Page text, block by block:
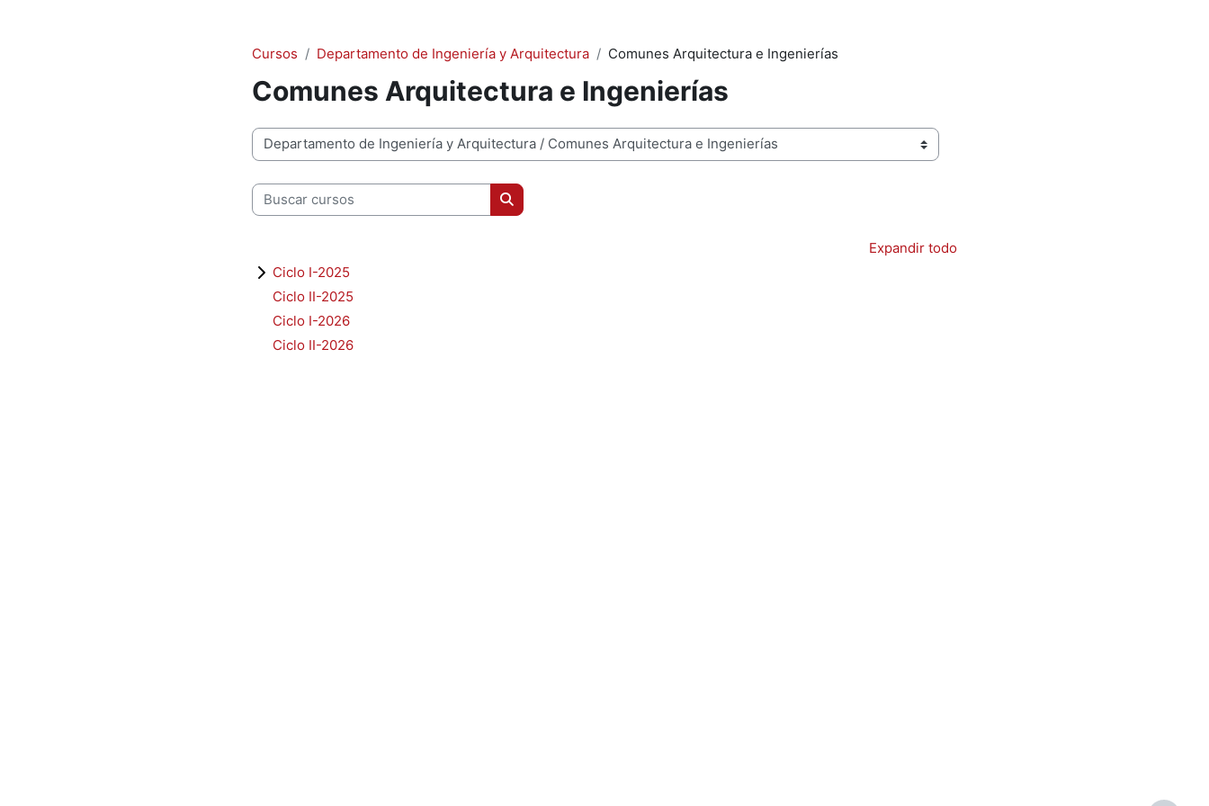
Cursos Departamento de Ingeniería y Arquitectura Comunes Arquitectura e Ingenierías
Comunes Arquitectura e Ingenierías
Categorías
Buscar cursos
Buscar cursos
Expandir todo
Ciclo I-2025
Ciclo II-2025
Ciclo I-2026
Ciclo II-2026